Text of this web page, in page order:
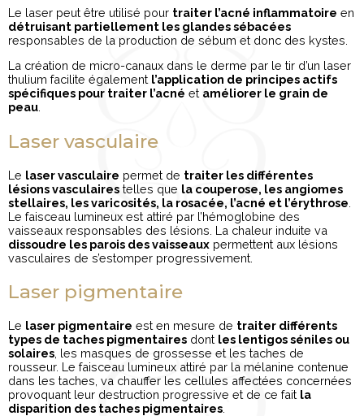
Le laser peut être utilisé pour traiter l’acné inflammatoire en
détruisant partiellement les glandes sébacées
responsables de la production de sébum et donc des kystes.
La création de micro-canaux dans le derme par le tir d’un laser
thulium facilite également l’application de principes actifs
spécifiques pour traiter l’acné et améliorer le grain de
peau
Laser vasculaire
Le laser vasculaire permet de traiter les différentes
lésions vasculaires telles que la couperose, les angiomes
stellaires, les varicosités, la rosacée, l’acné et l’érythrose
Le faisceau lumineux est attiré par l’hémoglobine des
vaisseaux responsables des lésions. La chaleur induite va
dissoudre les parois des vaisseaux permettent aux lésions
vasculaires de s’estomper progressivement.
Laser pigmentaire
Le laser pigmentaire est en mesure de traiter différents
types de taches pigmentaires dont les lentigos séniles ou
solaires , les masques de grossesse et les taches de
rousseur. Le faisceau lumineux attiré par la mélanine contenue
dans les taches, va chauffer les cellules affectées concernées
provoquant leur destruction progressive et de ce fait la
disparition des taches pigmentaires